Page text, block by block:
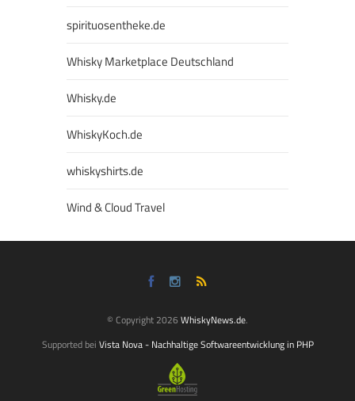
spirituosentheke.de
Whisky Marketplace Deutschland
Whisky.de
WhiskyKoch.de
whiskyshirts.de
Wind & Cloud Travel
© Copyright 2026 WhiskyNews.de.
Supported bei Vista Nova - Nachhaltige Softwareentwicklung in PHP